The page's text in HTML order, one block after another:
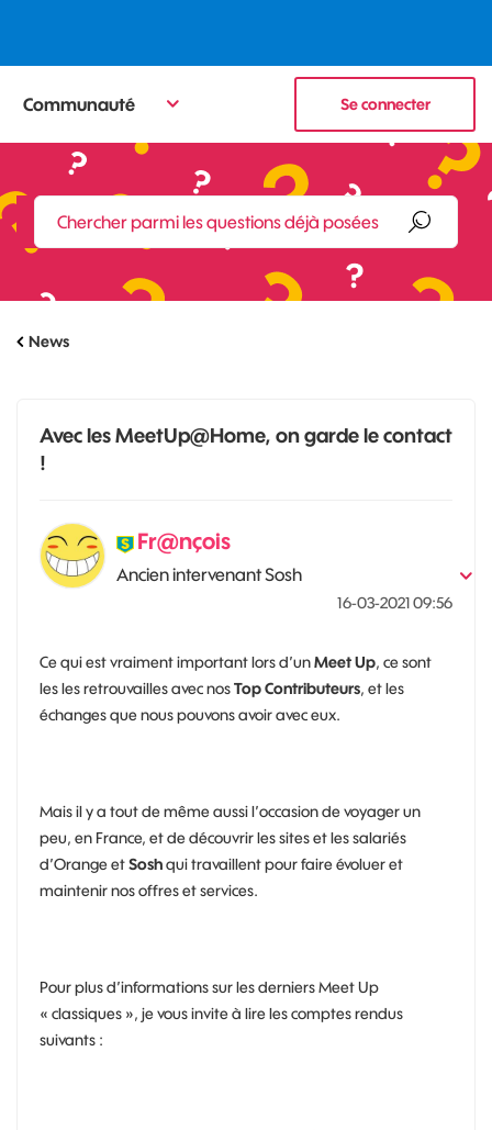
Communauté Se connecter
News
Avec les MeetUp@Home, on garde le contact
!
Fr@nçois
Ancien intervenant Sosh
‎16-03-202109:56
Ce qui est vraiment important lors d’unMeet Up, ce sont
les les retrouvailles avec nosTop Contributeurs, et les
échanges que nous pouvons avoir avec eux.
Mais il y a tout de même aussi l’occasion de voyager un
peu, en France, et de découvrir les sites et les salariés
d’Orange etSoshqui travaillent pour faire évoluer et
maintenir nos offres et services.
Pour plus d’informations sur les derniers Meet Up
« classiques », je vous invite à lire les comptes rendus
suivants :